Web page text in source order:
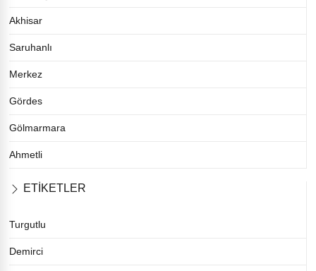
Akhisar
Saruhanlı
Merkez
Gördes
Gölmarmara
Ahmetli
ETİKETLER
Turgutlu
Demirci